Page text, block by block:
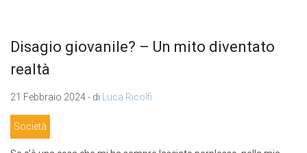
Disagio giovanile? – Un mito diventato
realtà
21 Febbraio 2024 - di Luca Ricolfi
Società